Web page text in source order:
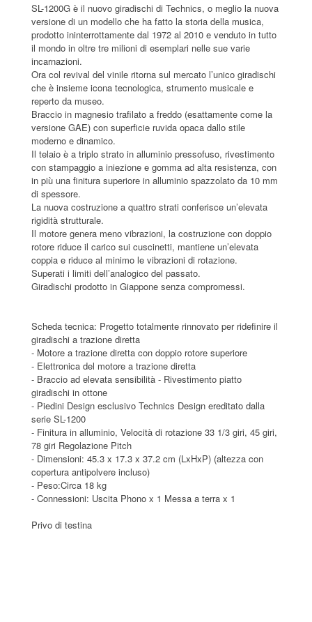
SL-1200G è il nuovo giradischi di Technics, o meglio la nuova
versione di un modello che ha fatto la storia della musica,
prodotto ininterrottamente dal 1972 al 2010 e venduto in tutto
il mondo in oltre tre milioni di esemplari nelle sue varie
incarnazioni.
Ora col revival del vinile ritorna sul mercato l’unico giradischi
che è insieme icona tecnologica, strumento musicale e
reperto da museo.
Braccio in magnesio trafilato a freddo (esattamente come la
versione GAE) con superficie ruvida opaca dallo stile
moderno e dinamico.
Il telaio è a triplo strato in alluminio pressofuso, rivestimento
con stampaggio a iniezione e gomma ad alta resistenza, con
in più una finitura superiore in alluminio spazzolato da 10 mm
di spessore.
La nuova costruzione a quattro strati conferisce un’elevata
rigidità strutturale.
Il motore genera meno vibrazioni, la costruzione con doppio
rotore riduce il carico sui cuscinetti, mantiene un’elevata
coppia e riduce al minimo le vibrazioni di rotazione.
Superati i limiti dell’analogico del passato.
Giradischi prodotto in Giappone senza compromessi.
Scheda tecnica: Progetto totalmente rinnovato per ridefinire il
giradischi a trazione diretta
- Motore a trazione diretta con doppio rotore superiore
- Elettronica del motore a trazione diretta
- Braccio ad elevata sensibilità - Rivestimento piatto
giradischi in ottone
- Piedini Design esclusivo Technics Design ereditato dalla
serie SL-1200
- Finitura in alluminio, Velocità di rotazione 33 1/3 giri, 45 giri,
78 giri Regolazione Pitch
- Dimensioni: 45.3 x 17.3 x 37.2 cm (LxHxP) (altezza con
copertura antipolvere incluso)
- Peso:Circa 18 kg
- Connessioni: Uscita Phono x 1 Messa a terra x 1
Privo di testina